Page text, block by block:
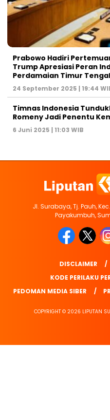
Prabowo Hadiri
Trump Apresiasi Peran
Perdamaian Timur
24 September 2025 | 19:44
Timnas Indonesia
Romeny Jadi Penentu
6 Juni 2025 | 11:03 WIB
Jl. Surabaya, Tj. Pauh,
Payakumbuh,
DISCLAIMER
KODE PERILAKU
PEDOMAN MEDIA SIBER
COPYRIGHT © 2026 LIPUTAN